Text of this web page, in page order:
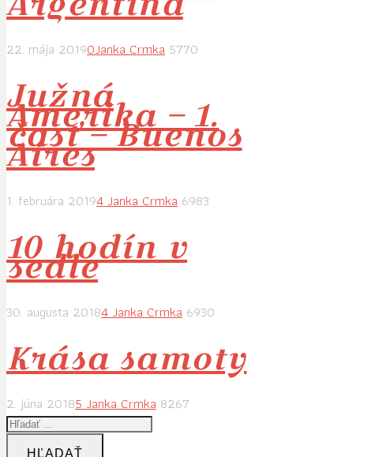
22. mája 20190Janka Crmka 5770
Južná
Amerika – 1.
časť – Buenos
Aires
1. februára 20194 Janka Crmka 6983
10 hodín v
sedle
30. augusta 20184Janka Crmka 6930
Krása samoty
2. júna 20185Janka Crmka 8267
HĽADAŤ